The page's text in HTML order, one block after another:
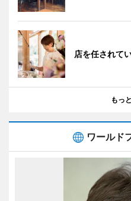
店を任されて
もっ
ワールド